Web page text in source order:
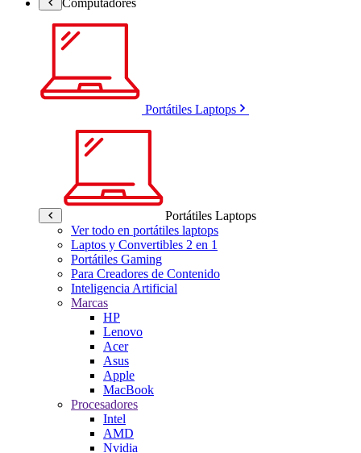
Portátiles Laptops
Portátiles Laptops
Ver todo en portátiles laptops
Laptos y Convertibles 2 en 1
Portátiles Gaming
Para Creadores de Contenido
Inteligencia Artificial
Marcas
HP
Lenovo
Acer
Asus
Apple
MacBook
Procesadores
Intel
AMD
Nvidia